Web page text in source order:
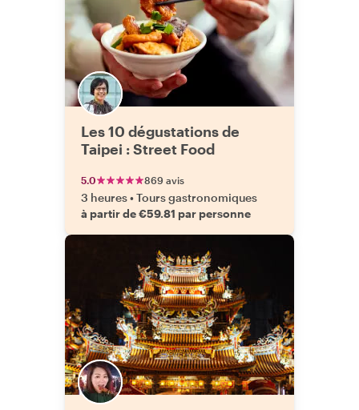
Les 10 dégustations de
Taipei : Street Food
5.0 869 avis
3 heures•Tours gastronomiques
à partir de €59.81 par personne